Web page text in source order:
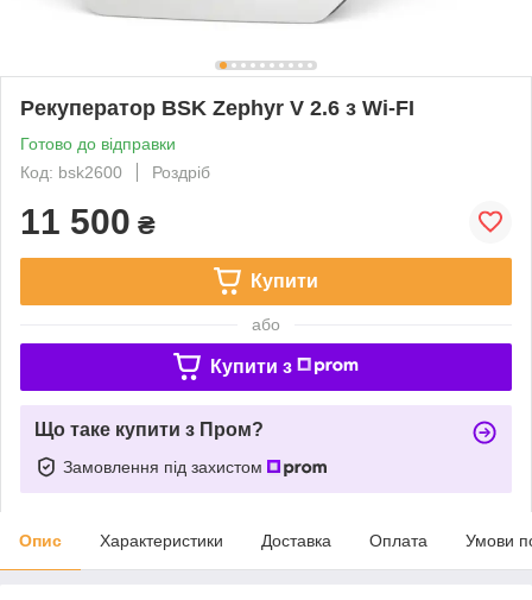
Рекуператор BSK Zephyr V 2.6 з Wi-FI
Готово до відправки
Код: bsk2600
Роздріб
11 500 ₴
Купити
або
Купити з
Що таке купити з Пром?
Замовлення під захистом
Опис Характеристики Доставка Оплата Умови